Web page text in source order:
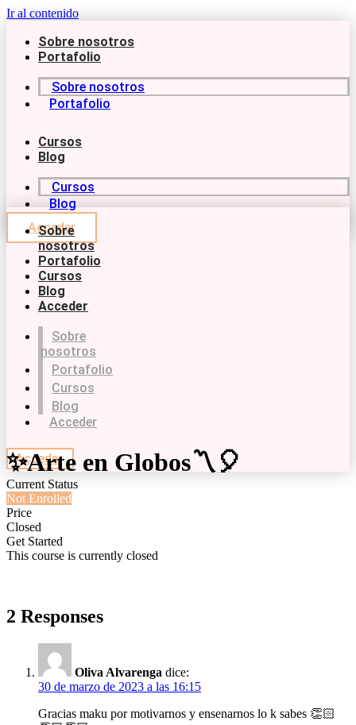
Ir al contenido
Sobre nosotros
Portafolio
Sobre nosotros
Portafolio
Cursos
Blog
Cursos
Blog
Acceder
Sobre
nosotros
Portafolio
Cursos
Blog
Acceder
Sobre
nosotros
Portafolio
Cursos
Blog
Acceder
Acceder
✨Arte en Globos〽🎈
Current Status
Not Enrolled
Price
Closed
Get Started
This course is currently closed
2 Responses
Oliva Alvarenga dice:
30 de marzo de 2023 a las 16:15
Gracias maku por motivarnos y ensenarnos lo k sabes 👏🏻